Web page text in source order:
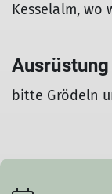
Kesselalm, wo
Ausrüstung
bitte Grödeln